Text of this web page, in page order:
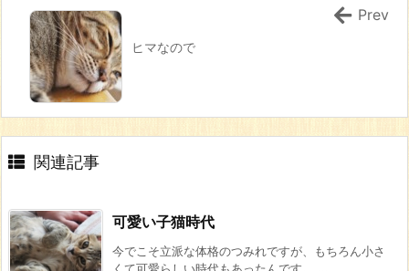
ヒマなので
Prev
関連記事
可愛い子猫時代
今でこそ立派な体格のつみれですが、もちろん小さ